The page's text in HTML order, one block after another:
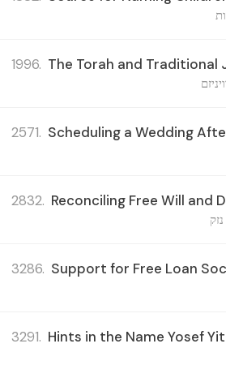
1996. The Torah and Traditional
2571. Scheduling a Wedding
2832. Reconciling Free Will and
3286. Support for Free Loan
3291. Hints in the Name Yosef